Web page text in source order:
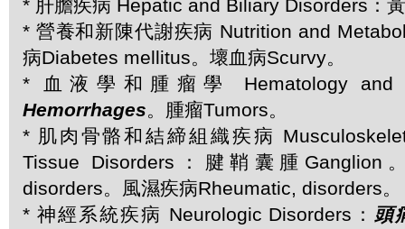
* 肝膽疾病 Hepatic and Biliary Disorders：
* 營養和新陳代謝疾病 Nutrition and
病Diabetes mellitus。壞血病Scurvy。
* 血液學和腫瘤學 Hematology and
Hemorrhages。腫瘤Tumors。
* 肌肉骨骼和結締組織疾病
Tissue Disorders：腱鞘囊腫Ganglion
disorders。風濕疾病Rheumatic, disorders。
* 神經系統疾病 Neurologic Disorders： 頭